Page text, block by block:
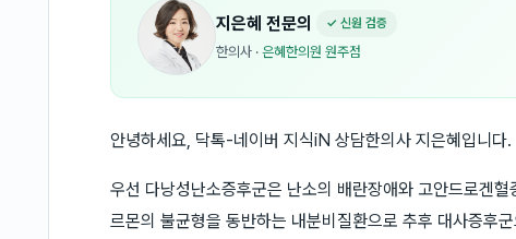
지은혜 전문의 ✓ 신원 검증
한의사 · 은혜한의원 원주점
안녕하세요, 닥톡-네이버 지식iN 상담한의사 지은혜입니다.
우선 다낭성난소증후군은 난소의 배란장애와 고안드로겐
르몬의 불균형을 동반하는 내분비질환으로 추후 대사증후